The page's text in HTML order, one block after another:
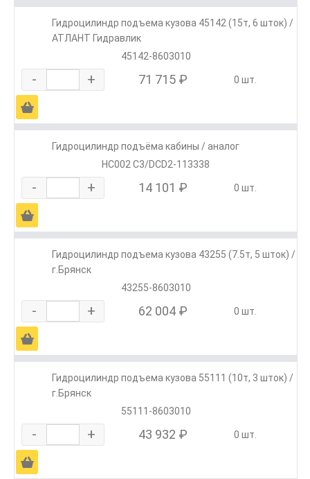
Гидроцилиндр подъема кузова 45142 (15т, 6 шток) /
АТЛАНТ Гидравлик
45142-8603010
- + 71 715 ₽ 0 шт.
Ä
Гидроцилиндр подъёма кабины / аналог
HC002 C3/DCD2-113338
- + 14 101 ₽ 0 шт.
Ä
Гидроцилиндр подъема кузова 43255 (7.5т, 5 шток) /
г.Брянск
43255-8603010
- + 62 004 ₽ 0 шт.
Ä
Гидроцилиндр подъема кузова 55111 (10т, 3 шток) /
г.Брянск
55111-8603010
- + 43 932 ₽ 0 шт.
Ä